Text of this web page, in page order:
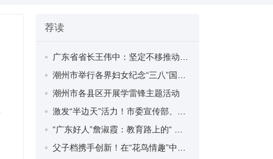
荐读
潮州市各县区开展学雷锋主题活动